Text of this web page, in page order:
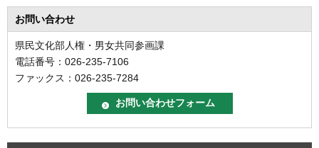
お問い合わせ
県民文化部人権・男女共同参画課
電話番号：026-235-7106
ファックス：026-235-7284